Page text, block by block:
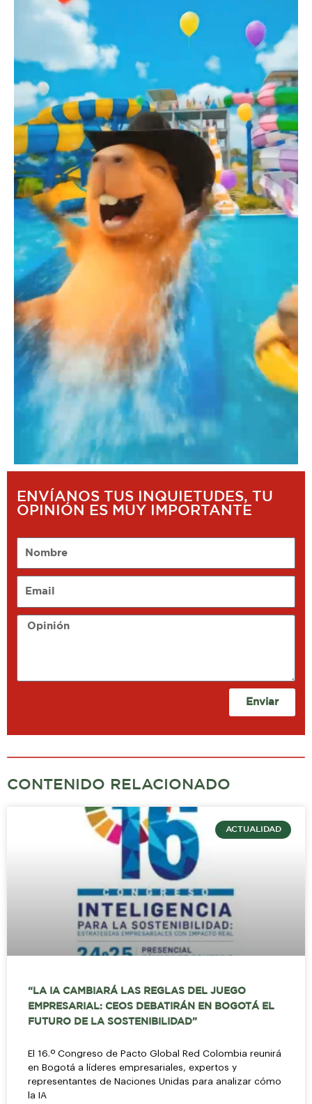
ENVÍANOS TUS INQUIETUDES, TU
OPINIÓN ES MUY IMPORTANTE
Opinión
Enviar
CONTENIDO RELACIONADO
ACTUALIDAD
“LA IA CAMBIARÁ LAS REGLAS DEL JUEGO
EMPRESARIAL: CEOS DEBATIRÁN EN BOGOTÁ EL
FUTURO DE LA SOSTENIBILIDAD”
El 16.º Congreso de Pacto Global Red Colombia reunirá
en Bogotá a líderes empresariales, expertos y
representantes de Naciones Unidas para analizar cómo
la IA